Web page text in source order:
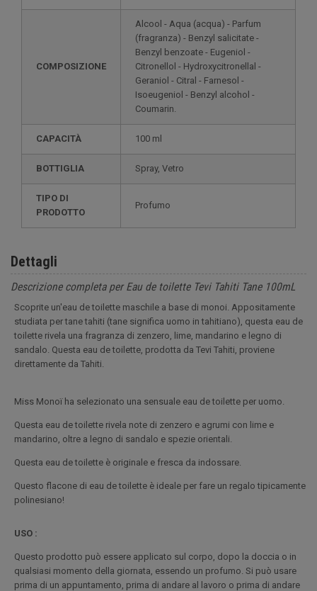
COMPOSIZIONE
Alcool - Aqua (acqua) - Parfum
(fragranza) - Benzyl salicitate -
Benzyl benzoate - Eugeniol -
Citronellol - Hydroxycitronellal -
Geraniol - Citral - Farnesol -
Isoeugeniol - Benzyl alcohol -
Coumarin.
CAPACITÀ 100 ml
BOTTIGLIA Spray, Vetro
TIPO DI
PRODOTTO
Profumo
Dettagli
Descrizione completa per Eau de toilette Tevi Tahiti Tane 100mL
Scoprite un'eau de toilette maschile a base di monoi. Appositamente
studiata per tane tahiti (tane significa uomo in tahitiano), questa eau de
toilette rivela una fragranza di zenzero, lime, mandarino e legno di
sandalo. Questa eau de toilette, prodotta da Tevi Tahiti, proviene
direttamente da Tahiti.
Miss Monoï ha selezionato una sensuale eau de toilette per uomo.
Questa eau de toilette rivela note di zenzero e agrumi con lime e
mandarino, oltre a legno di sandalo e spezie orientali.
Questa eau de toilette è originale e fresca da indossare.
Questo flacone di eau de toilette è ideale per fare un regalo tipicamente
polinesiano!
USO :
Questo prodotto può essere applicato sul corpo, dopo la doccia o in
qualsiasi momento della giornata, essendo un profumo. Si può usare
prima di un appuntamento, prima di andare al lavoro o prima di andare